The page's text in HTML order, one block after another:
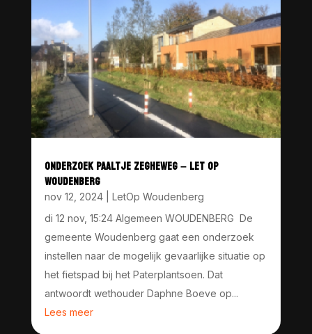
ONDERZOEK PAALTJE ZEGHEWEG – LET OP
WOUDENBERG
nov 12, 2024| LetOp Woudenberg
di 12 nov, 15:24 Algemeen WOUDENBERG De
gemeente Woudenberg gaat een onderzoek
instellen naar de mogelijk gevaarlijke situatie op
het fietspad bij het Paterplantsoen. Dat
antwoordt wethouder Daphne Boeve op...
Lees meer